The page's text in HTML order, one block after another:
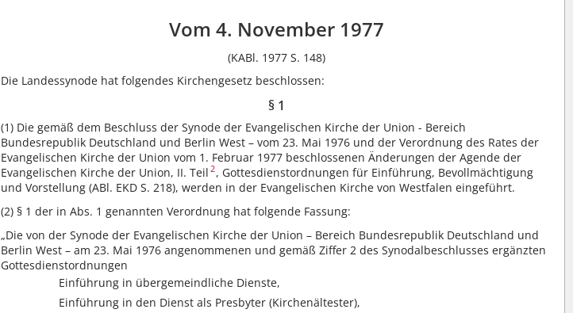
Vom 4. November 1977
(KABl. 1977 S. 148)
Die Landessynode hat folgendes Kirchengesetz beschlossen:
§ 1
(1) Die gemäß dem Beschluss der Synode der Evangelischen Kirche der Union - Bereich
Bundesrepublik Deutschland und Berlin West – vom 23. Mai 1976 und der Verordnung des Rates der
Evangelischen Kirche der Union vom 1. Februar 1977 beschlossenen Änderungen der Agende der
Evangelischen Kirche der Union, II. Teil 2, Gottesdienstordnungen für Einführung, Bevollmächtigung
und Vorstellung (ABl. EKD S. 218), werden in der Evangelischen Kirche von Westfalen eingeführt.
(2) § 1 der in Abs. 1 genannten Verordnung hat folgende Fassung:
„Die von der Synode der Evangelischen Kirche der Union – Bereich Bundesrepublik Deutschland und
Berlin West – am 23. Mai 1976 angenommenen und gemäß Ziffer 2 des Synodalbeschlusses ergänzten
Gottesdienstordnungen
Einführung in übergemeindliche Dienste,
Einführung in den Dienst als Presbyter (Kirchenältester),